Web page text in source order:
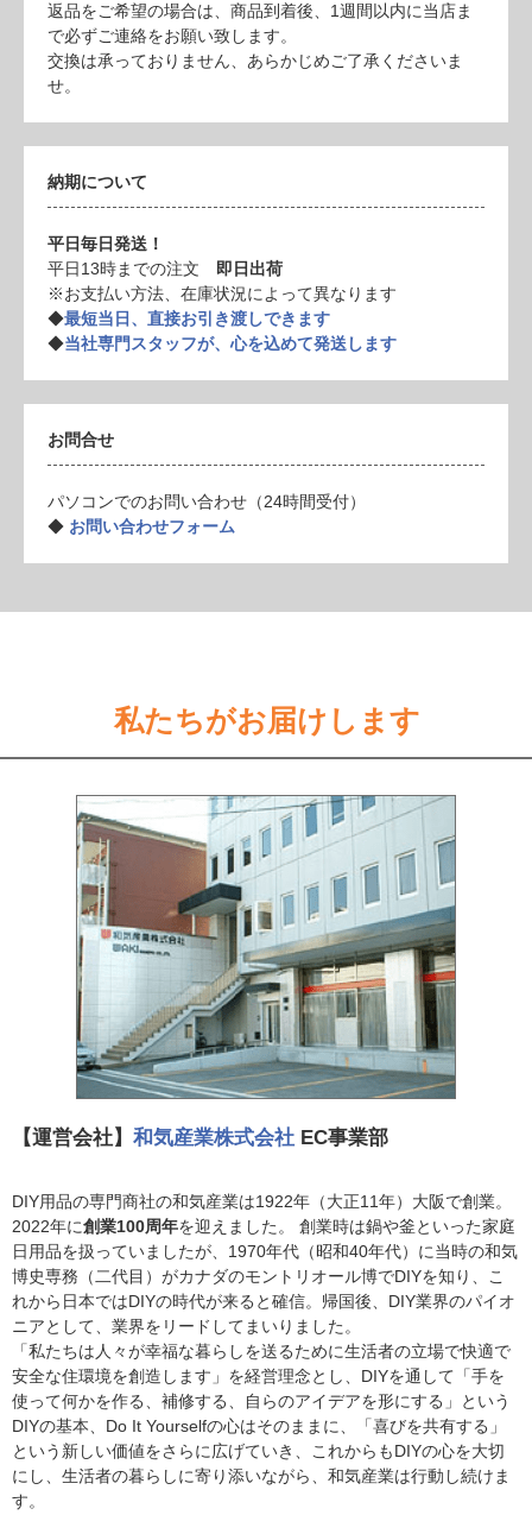
返品をご希望の場合は、商品到着後、1週間以内に当店ま
で必ずご連絡をお願い致します。
交換は承っておりません、あらかじめご了承くださいま
せ。
納期について
平日毎日発送！
平日13時までの注文 即日出荷
※お支払い方法、在庫状況によって異なります
◆最短当日、直接お引き渡しできます
◆当社専門スタッフが、心を込めて発送します
お問合せ
パソコンでのお問い合わせ（24時間受付）
◆ お問い合わせフォーム
私たちがお届けします
【運営会社】 和気産業株式会社 EC事業部
DIY用品の専門商社の和気産業は1922年（大正11年）大阪で創業。
2022年に創業100周年を迎えました。 創業時は鍋や釜といった家庭
日用品を扱っていましたが、1970年代（昭和40年代）に当時の和気
博史専務（二代目）がカナダのモントリオール博でDIYを知り、こ
れから日本ではDIYの時代が来ると確信。帰国後、DIY業界のパイオ
ニアとして、業界をリードしてまいりました。
「私たちは人々が幸福な暮らしを送るために生活者の立場で快適で
安全な住環境を創造します」を経営理念とし、DIYを通して「手を
使って何かを作る、補修する、自らのアイデアを形にする」という
DIYの基本、Do It Yourselfの心はそのままに、「喜びを共有する」
という新しい価値をさらに広げていき、これからもDIYの心を大切
にし、生活者の暮らしに寄り添いながら、和気産業は行動し続けま
す。